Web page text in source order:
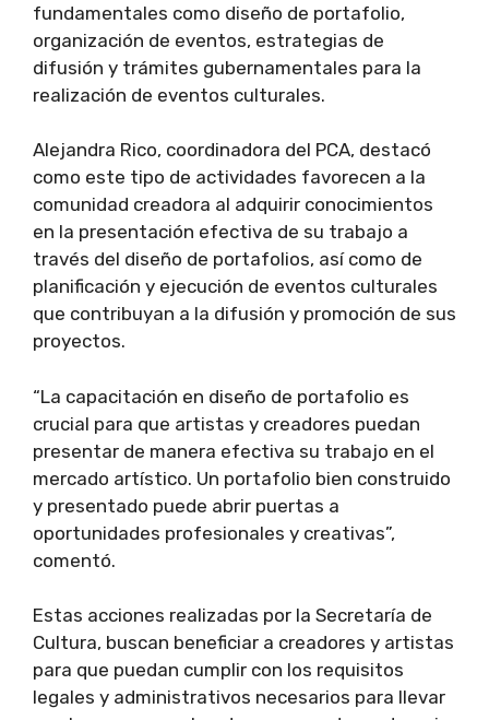
fundamentales como diseño de portafolio,
organización de eventos, estrategias de
difusión y trámites gubernamentales para la
realización de eventos culturales.
Alejandra Rico, coordinadora del PCA, destacó
como este tipo de actividades favorecen a la
comunidad creadora al adquirir conocimientos
en la presentación efectiva de su trabajo a
través del diseño de portafolios, así como de
planificación y ejecución de eventos culturales
que contribuyan a la difusión y promoción de sus
proyectos.
“La capacitación en diseño de portafolio es
crucial para que artistas y creadores puedan
presentar de manera efectiva su trabajo en el
mercado artístico. Un portafolio bien construido
y presentado puede abrir puertas a
oportunidades profesionales y creativas”,
comentó.
Estas acciones realizadas por la Secretaría de
Cultura, buscan beneficiar a creadores y artistas
para que puedan cumplir con los requisitos
legales y administrativos necesarios para llevar